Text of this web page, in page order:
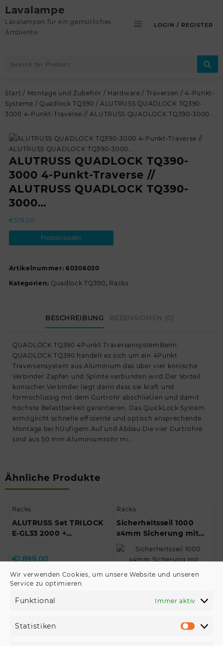
Wir verwenden Cookies, um unsere Website und unseren
Service zu optimieren.
Funktional Immer aktiv
Statistiken
Skip
to
content
Lavalampe
Lavalampen für ein gemütliches
Ambiente
LOGIN / REGISTER
Start / Montage und Zubehör / Hardware / Traversen /4-Punkt-
Systeme /Quadlock TQ390 / ALUTRUSS QUADLOCK TQ390-
3000 4-Punkt-Traverse // ALUTRUSS QUADLOCK TQ390-3000…
ALUTRUSS QUADLOCK TQ390-
3000 4-Punkt-Traverse //
ALUTRUSS QUADLOCK TQ390-
3000…
€519,00
Produkt kaufen
Artikelnummer: 60306030
Kategorien: Quadlock TQ390 , Racks
BESCHREIBUNG REZENSIONEN (0)
QUADLOCK TQ390 4Punkt TraversensystemBeim
QUADLOCK TQ390 handelt es sich um ein 4Punkt
Traversensystem aus Aluminium das über vier konische
Verbinder Zapfen und Splinte verbunden wird.Der Vorteil
konischer Verbinder liegt darin dass sie kraft und
formschlüssig mit dem Gurtrohr abschlieÜen und damit
höchste Belastbarkeit garantieren. Das QuickLock System
ermöglicht schnelle effiziente und optisch ansprechende
Montage bei hÜufigem Auf und Abbau.Die vier Gurtrohre
sind aus 50 mm Aluminiumrohr mi…
Ähnliche Produkte
Racks
ALUTRUSS Set TRILOCK
E-GL33 2000 +
ALUTRUSS Set TRILOCK
E-GL33 …
€1.899,00
Produkt kaufen
Racks
Sicherheitsseil 1000
x4mm Sicherung mit
Kettenverbindungsglied/